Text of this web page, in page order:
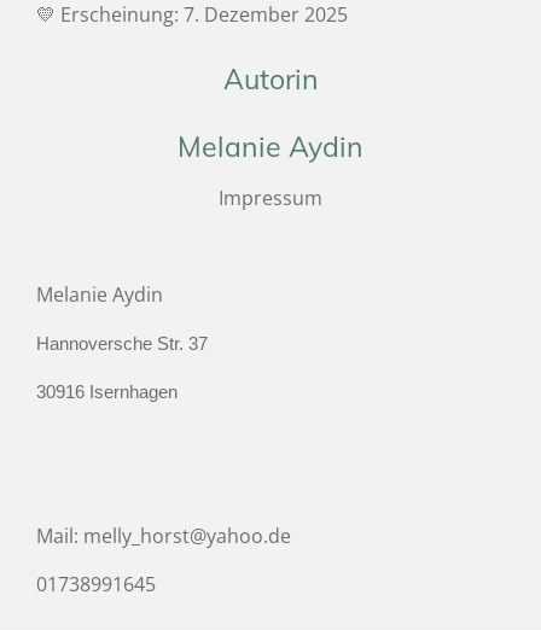
💛 Erscheinung: 7. Dezember 2025
Autorin
Melanie Aydin
Impressum
Melanie Aydin
Hannoversche Str. 37
30916 Isernhagen
Mail: melly_horst@yahoo.de
01738991645